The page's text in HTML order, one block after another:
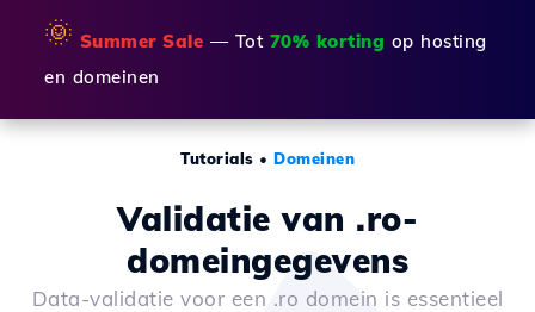
🌞 Summer Sale — Tot 70% korting op hosting
en domeinen
Tutorials • Domeinen
Validatie van .ro-
domeingegevens
Data-validatie voor een .ro domein is essentieel